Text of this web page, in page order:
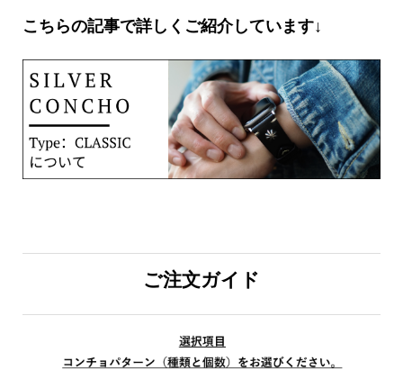
こちらの記事で詳しくご紹介しています↓
ご注文ガイド